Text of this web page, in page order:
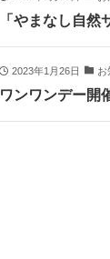
「やまなし自
2023年1月26日 お
ワンワンデー開